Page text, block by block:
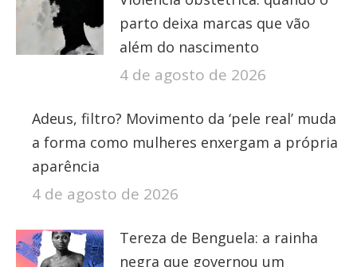
parto deixa marcas que vão
além do nascimento
4 de agosto de 2026
Adeus, filtro? Movimento da ‘pele real’ muda
a forma como mulheres enxergam a própria
aparência
4 de agosto de 2026
Tereza de Benguela: a rainha
negra que governou um